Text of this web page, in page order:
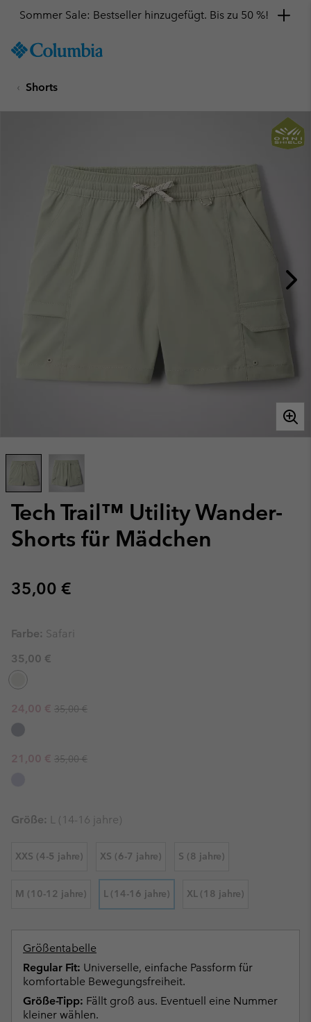
TO
SKIP
MAIN
SEARCH
Sommer Sale: Bestseller hinzugefügt. Bis zu 50 %!
Shorts
Tech Trail™ Utility Wander-
Shorts für Mädchen
Regular price:
35,00 €
Farbe: Safari
35,00 €
Sale price:
24,00 € Regular price:
35,00 €
Sale price:
21,00 € Regular price:
35,00 €
Größe: L (14-16 jahre)
XXS (4-5 jahre) XS (6-7 jahre) S (8 jahre)
M (10-12 jahre) L (14-16 jahre) XL (18 jahre)
Größentabelle
Regular Fit: Universelle, einfache Passform für
komfortable Bewegungsfreiheit.
Größe-Tipp: Fällt groß aus. Eventuell eine Nummer
kleiner wählen.